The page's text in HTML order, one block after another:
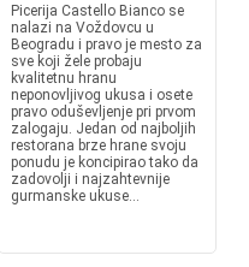
Picerija Castello Bianco se
nalazi na Voždovcu u
Beogradu i pravo je mesto za
sve koji žele probaju
kvalitetnu hranu
neponovljivog ukusa i osete
pravo oduševljenje pri prvom
zalogaju. Jedan od najboljih
restorana brze hrane svoju
ponudu je koncipirao tako da
zadovolji i najzahtevnije
gurmanske ukuse...